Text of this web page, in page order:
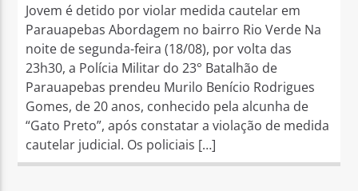
Jovem é detido por violar medida cautelar em
Parauapebas Abordagem no bairro Rio Verde Na
noite de segunda-feira (18/08), por volta das
23h30, a Polícia Militar do 23° Batalhão de
Parauapebas prendeu Murilo Benício Rodrigues
Gomes, de 20 anos, conhecido pela alcunha de
“Gato Preto”, após constatar a violação de medida
cautelar judicial. Os policiais […]